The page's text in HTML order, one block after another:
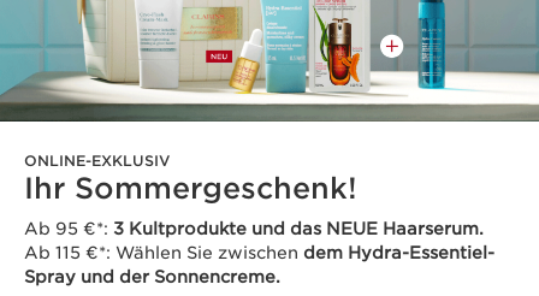
ONLINE-EXKLUSIV
Ihr Sommergeschenk!
Ab 95 €*: 3 Kultprodukte und das NEUE Haarserum.
Ab 115 €*: Wählen Sie zwischen dem Hydra-Essentiel-
Spray und der Sonnencreme.